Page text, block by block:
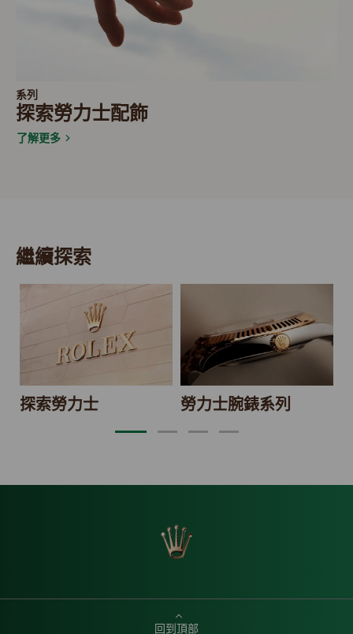
系列
探索勞力士配飾
了解更多
繼續探索
探索勞力士 勞力士腕錶系列
回到頂部